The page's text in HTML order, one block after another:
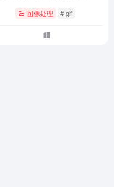
图像处理 # gif